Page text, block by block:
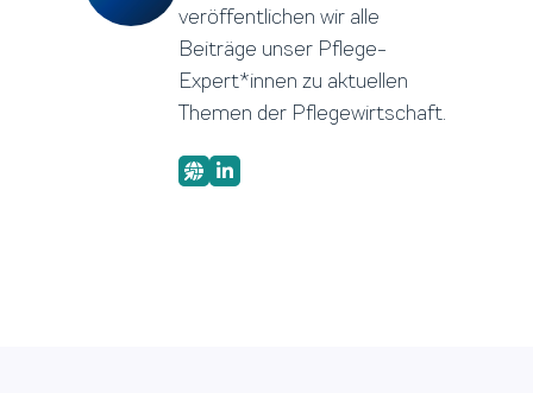
veröffentlichen wir alle
Beiträge unser Pflege-
Expert*innen zu aktuellen
Themen der Pflegewirtschaft.